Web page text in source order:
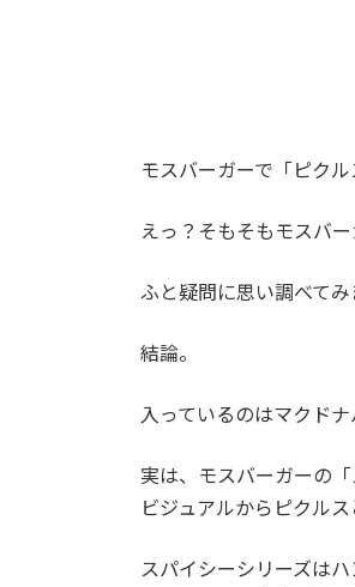
モスバーガーで「ピク
えっ？そもそもモスバ
ふと疑問に思い調べてみ
結論。
入っているのはマクド
実は、モスバーガーの
ビジュアルからピクル
スパイシーシリーズは